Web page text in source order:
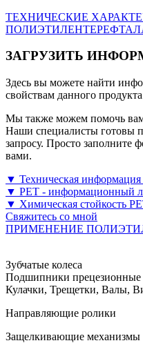
ТЕХНИЧЕСКИЕ
ЗАГРУЗИТЬ
Здесь вы можете найти
свойствам данного
Мы также можем помочь
Наши специалисты готовы
запросу. Просто
вами.
▼ Техническая
▼ PET - информационный
▼ Химическая стойкость
Свяжитесь со мной
ПРИМЕНЕНИЕ
Зубчатые колеса
Подшипники прецезионные
Кулачки, Трещетки, Валы,
Направляющие ролики
Защелкивающие механизмы